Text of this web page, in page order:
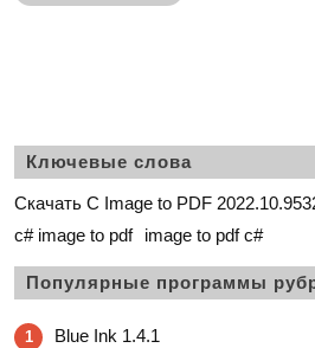
Ключевые слова
Скачать C Image to PDF
c# image to pdf
image to pdf c#
Популярные программы
1 Blue Ink 1.4.1